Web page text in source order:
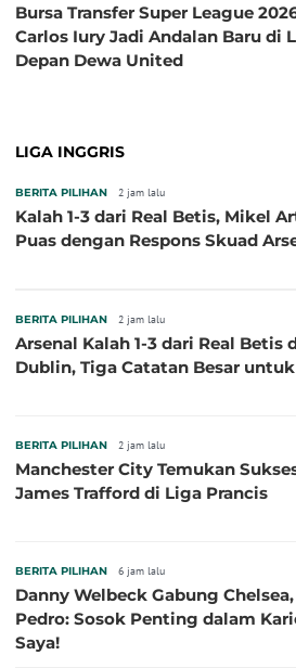
Bursa Transfer Super League
Carlos Iury Jadi Andalan Baru di
Depan Dewa United
LIGA INGGRIS
BERITA PILIHAN 2 jam lalu
Kalah 1-3 dari Real Betis, Mikel
Puas dengan Respons Skuad
BERITA PILIHAN 2 jam lalu
Arsenal Kalah 1-3 dari Real Betis
Dublin, Tiga Catatan Besar
BERITA PILIHAN 2 jam lalu
Manchester City Temukan
James Trafford di Liga Prancis
BERITA PILIHAN 6 jam lalu
Danny Welbeck Gabung
Pedro: Sosok Penting dalam
Saya!